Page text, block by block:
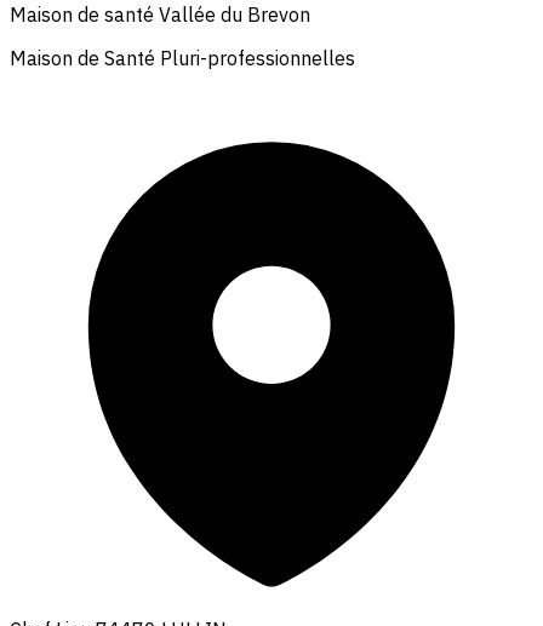
Maison de santé Vallée du Brevon
Maison de Santé Pluri-professionnelles